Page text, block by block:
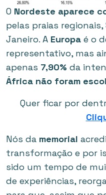
O Nordeste aparece
pelas praias regionais,
Janeiro. A Europa é o
representativo, mas
apenas 7,90% da
África não foram
Quer ficar por
Nós da memorial
transformação e por
sido um tempo de
de experiências,